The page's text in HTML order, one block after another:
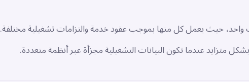
واحد، حيث يعمل كل منها بموجب عقود خدمة والتزامات تشغيلية مختلفة.
متزايد عندما تكون البيانات التشغيلية مجزأة عبر أنظمة متعددة.